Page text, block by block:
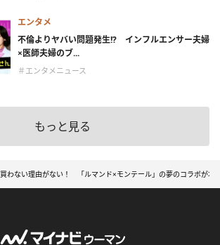
エンタメ
不倫よりヤバい問題発生!? インフルエンサー夫婦
×医師夫婦のブ...
＃エンタメニュース
もっと見る
買わない理由がない！ 「ルマンド×モンテール」の夢のコラボが本